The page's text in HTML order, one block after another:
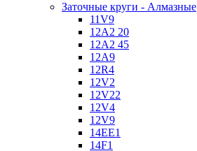
Заточные круги - Алмазные
11V9
12A2 20
12A2 45
12A9
12R4
12V2
12V22
12V4
12V9
14EE1
14F1